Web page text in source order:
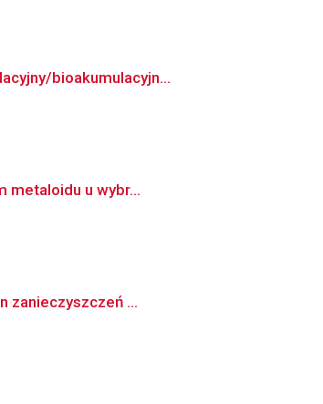
bioakumulacyjn...
metaloidu u wybr...
zanieczyszczeń ...